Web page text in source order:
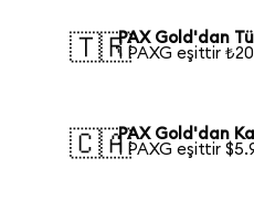
🇹🇷PAX Gold'dan
1 PAXG eşittir
🇨🇦PAX Gold'dan
1 PAXG eşittir